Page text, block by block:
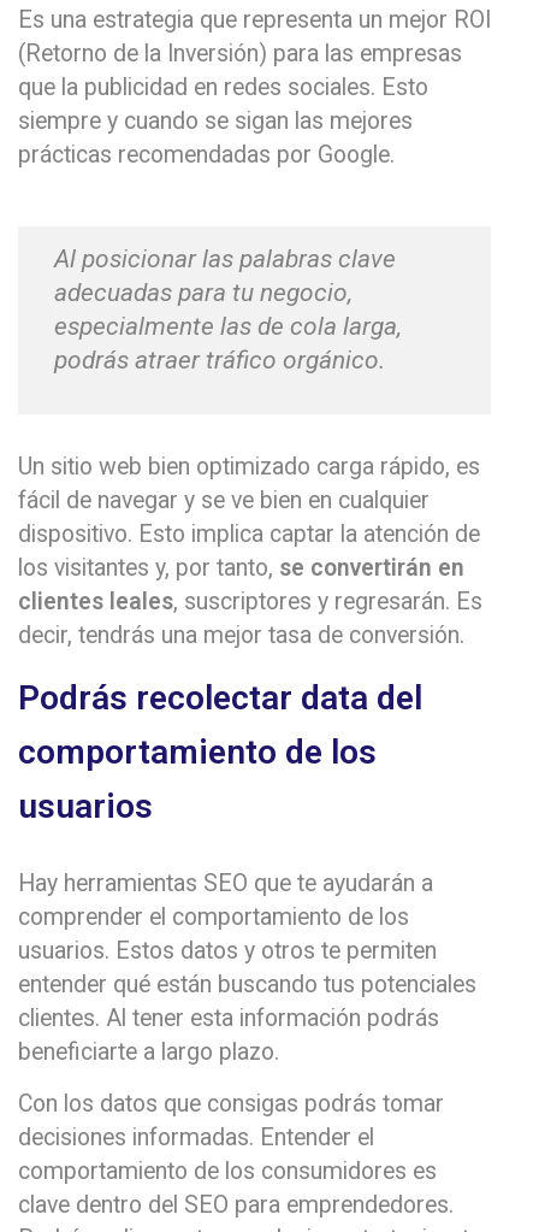
Es una estrategia que representa un mejor ROI
(Retorno de la Inversión) para las empresas
que la publicidad en redes sociales. Esto
siempre y cuando se sigan las mejores
prácticas recomendadas por Google.
Al posicionar las palabras clave
adecuadas para tu negocio,
especialmente las de cola larga,
podrás atraer tráfico orgánico.
Un sitio web bien optimizado carga rápido, es
fácil de navegar y se ve bien en cualquier
dispositivo. Esto implica captar la atención de
los visitantes y, por tanto, se convertirán en
clientes leales, suscriptores y regresarán. Es
decir, tendrás una mejor tasa de conversión.
Podrás recolectar data del
comportamiento de los
usuarios
Hay herramientas SEO que te ayudarán a
comprender el comportamiento de los
usuarios. Estos datos y otros te permiten
entender qué están buscando tus potenciales
clientes. Al tener esta información podrás
beneficiarte a largo plazo.
Con los datos que consigas podrás tomar
decisiones informadas. Entender el
comportamiento de los consumidores es
clave dentro del SEO para emprendedores.